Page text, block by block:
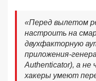
«Перед вылетом
настроить на
двухфакторную
приложения-
Authenticator), а
хакеры умеют